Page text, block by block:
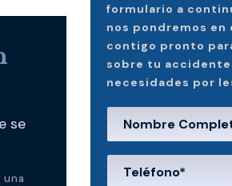
se
una
formulario a
nos pondremos
contigo pronto
sobre tu accidente
necesidades por